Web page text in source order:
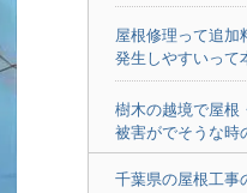
屋根修理って追加
発生しやすいって
樹木の越境で屋根
被害がでそうな時
千葉県の屋根工事